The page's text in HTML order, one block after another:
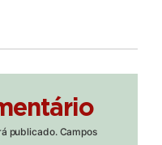
publicado. Campos